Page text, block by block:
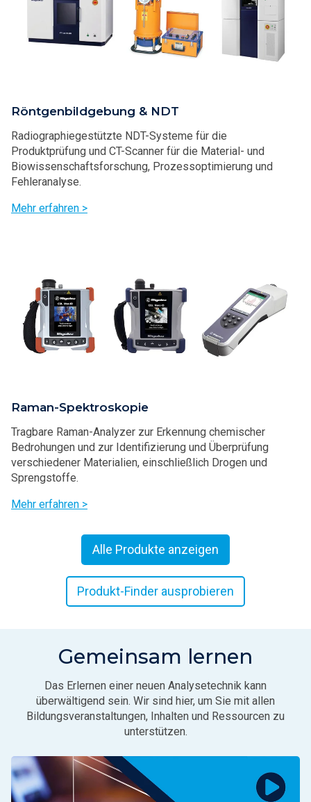
Röntgenbildgebung & NDT
Radiographiegestützte NDT-Systeme für die
Produktprüfung und CT-Scanner für die Material- und
Biowissenschaftsforschung, Prozessoptimierung und
Fehleranalyse.
Mehr erfahren >
Raman-Spektroskopie
Tragbare Raman-Analyzer zur Erkennung chemischer
Bedrohungen und zur Identifizierung und Überprüfung
verschiedener Materialien, einschließlich Drogen und
Sprengstoffe.
Mehr erfahren >
Alle Produkte anzeigen
Produkt-Finder ausprobieren
Gemeinsam lernen
Das Erlernen einer neuen Analysetechnik kann
überwältigend sein. Wir sind hier, um Sie mit allen
Bildungsveranstaltungen, Inhalten und Ressourcen zu
unterstützen.